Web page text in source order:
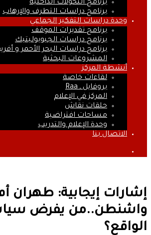
برنامج التحولات الداخلية
برنامج دراسات التطرف والإرهاب
وحدة دراسات التفكير الجماعي
برنامج تقديرات الموقف
برنامج دراسات الجيوبوليتيك
برنامج دراسات البحر الأحمر و
المشروعات البحثية
أنشطة المركز
لقاءات خاصة
بروفايل ـ Raa
المركز في الإعلام
حلقات نقاش
مساحات افتراضية
وحدة الإعلام والتدريب
الاتصال بنا
إشارات إيجابية: طهران
واشنطن..من يفرض
الواقع؟